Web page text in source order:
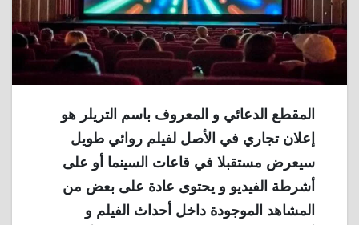
المقطع الدعائي و المعروف باسم التريلر هو
إعلان تجاري في الأصل لفيلم روائي طويل
سيعرض مستقبلا في قاعات السينما أو على
أشرطة الفيديو و يحتوى عادة على بعض من
المشاهد الموجودة داخل أحداث الفيلم و